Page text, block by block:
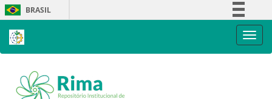
Skip
navigation
BRASIL